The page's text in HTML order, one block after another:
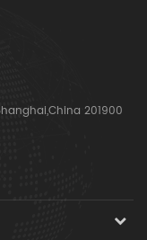
201900